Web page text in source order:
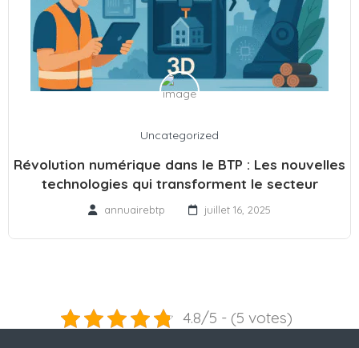
Uncategorized
Révolution numérique dans le BTP : Les nouvelles
technologies qui transforment le secteur
annuairebtp juillet 16, 2025
4.8/5 - (5 votes)